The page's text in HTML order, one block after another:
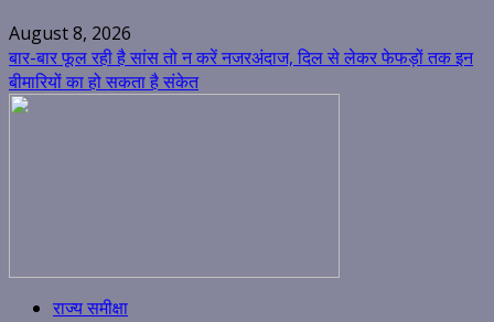
August 8, 2026
बार-बार फूल रही है सांस तो न करें नजरअंदाज, दिल से लेकर फेफड़ों तक इन
बीमारियों का हो सकता है संकेत
राज्य समीक्षा